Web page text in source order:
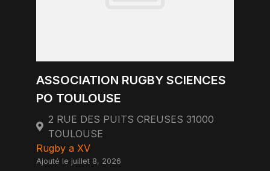
ASSOCIATION RUGBY SCIENCES
PO TOULOUSE
2 RUE DES PUITS CREUSES 31000
TOULOUSE
Rugby a XV
Ajouté le juillet 8, 2026